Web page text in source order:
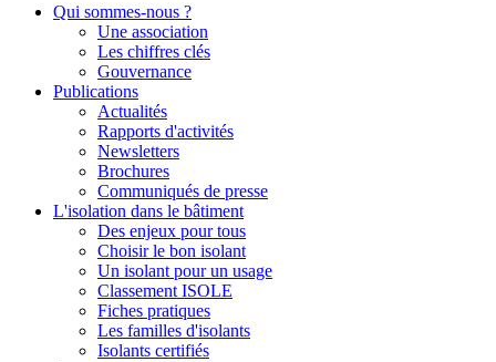
Qui sommes-nous ?
Une association
Les chiffres clés
Gouvernance
Publications
Actualités
Rapports d'activités
Newsletters
Brochures
Communiqués de presse
L'isolation dans le bâtiment
Des enjeux pour tous
Choisir le bon isolant
Un isolant pour un usage
Classement ISOLE
Fiches pratiques
Les familles d'isolants
Isolants certifiés